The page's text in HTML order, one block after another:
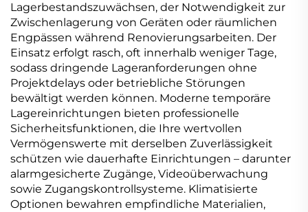
Lagerbestandszuwächsen, der Notwendigkeit zur
Zwischenlagerung von Geräten oder räumlichen
Engpässen während Renovierungsarbeiten. Der
Einsatz erfolgt rasch, oft innerhalb weniger Tage,
sodass dringende Lageranforderungen ohne
Projektdelays oder betriebliche Störungen
bewältigt werden können. Moderne temporäre
Lagereinrichtungen bieten professionelle
Sicherheitsfunktionen, die Ihre wertvollen
Vermögenswerte mit derselben Zuverlässigkeit
schützen wie dauerhafte Einrichtungen – darunter
alarmgesicherte Zugänge, Videoüberwachung
sowie Zugangskontrollsysteme. Klimatisierte
Optionen bewahren empfindliche Materialien,